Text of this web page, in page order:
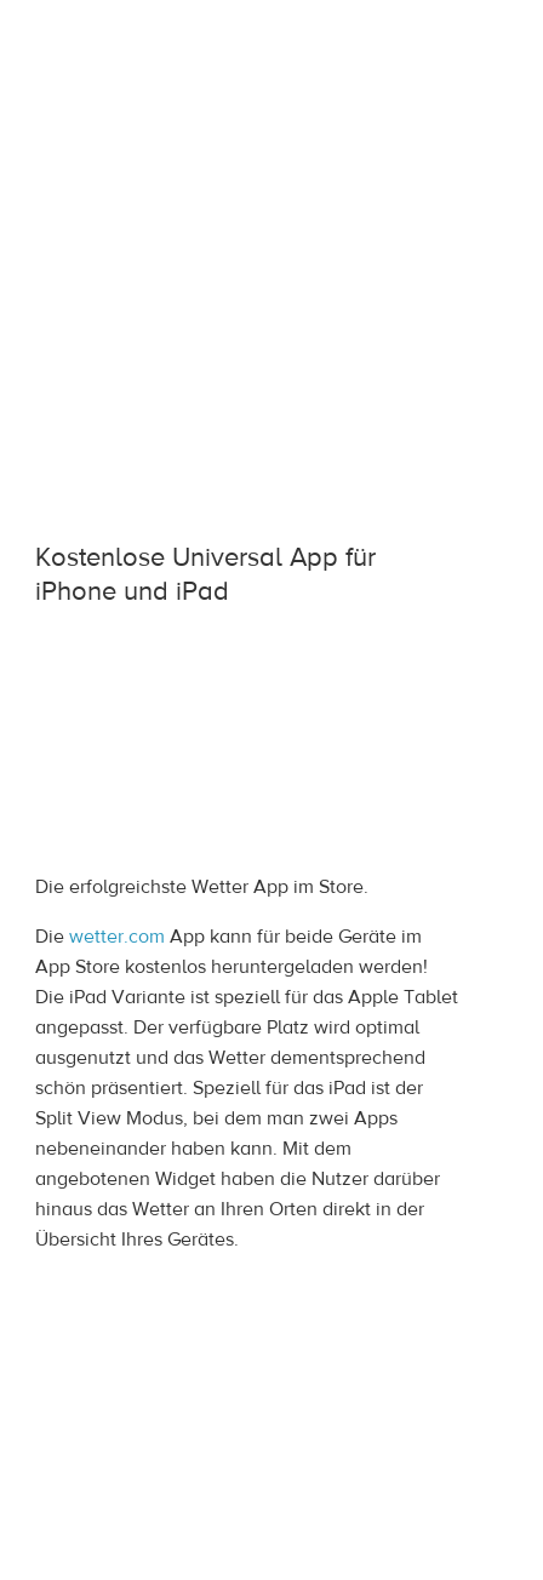
Kostenlose Universal App für
iPhone und iPad
Die erfolgreichste Wetter App im Store.
Die wetter.com App kann für beide Geräte im
App Store kostenlos heruntergeladen werden!
Die iPad Variante ist speziell für das Apple Tablet
angepasst. Der verfügbare Platz wird optimal
ausgenutzt und das Wetter dementsprechend
schön präsentiert. Speziell für das iPad ist der
Split View Modus, bei dem man zwei Apps
nebeneinander haben kann. Mit dem
angebotenen Widget haben die Nutzer darüber
hinaus das Wetter an Ihren Orten direkt in der
Übersicht Ihres Gerätes.